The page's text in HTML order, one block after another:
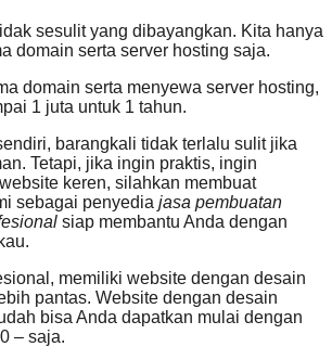
sesulit yang dibayangkan. Kita hanya
domain serta server hosting saja.
domain serta menyewa server hosting,
1 juta untuk 1 tahun.
barangkali tidak terlalu sulit jika
Tetapi, jika ingin praktis, ingin
keren, silahkan membuat
sebagai penyedia jasa pembuatan
siap membantu Anda dengan
memiliki website dengan desain
pantas. Website dengan desain
bisa Anda dapatkan mulai dengan
– saja.